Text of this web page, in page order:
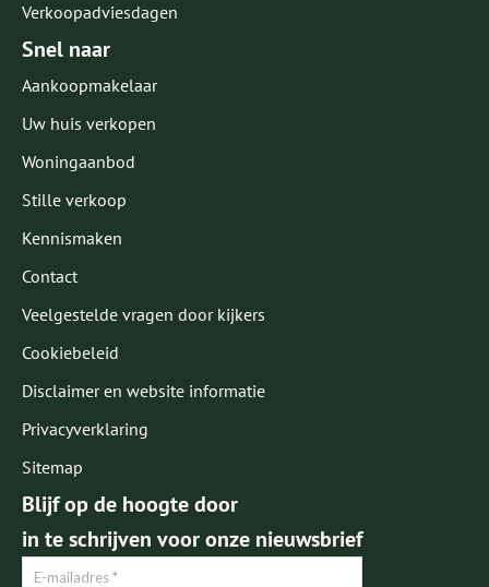
Verkoopadviesdagen
Snel naar
Aankoopmakelaar
Uw huis verkopen
Woningaanbod
Stille verkoop
Kennismaken
Contact
Veelgestelde vragen door kijkers
Cookiebeleid
Disclaimer en website informatie
Privacyverklaring
Sitemap
Blijf op de hoogte door
in te schrijven voor onze nieuwsbrief